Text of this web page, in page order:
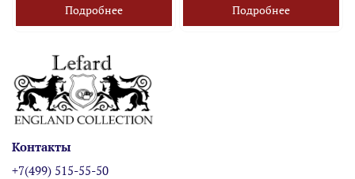
Подробнее Подробнее
Контакты
+7(499) 515-55-50